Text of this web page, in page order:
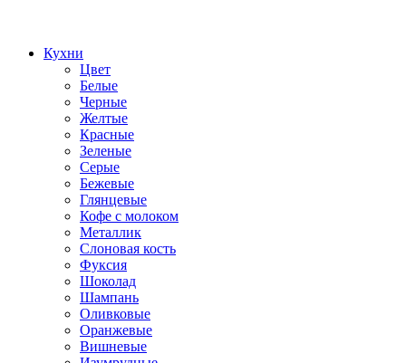
Кухни
Цвет
Белые
Черные
Желтые
Красные
Зеленые
Серые
Бежевые
Глянцевые
Кофе с молоком
Металлик
Слоновая кость
Фуксия
Шоколад
Шампань
Оливковые
Оранжевые
Вишневые